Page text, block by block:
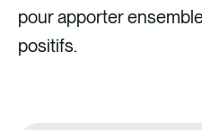
pour apporter
positifs.